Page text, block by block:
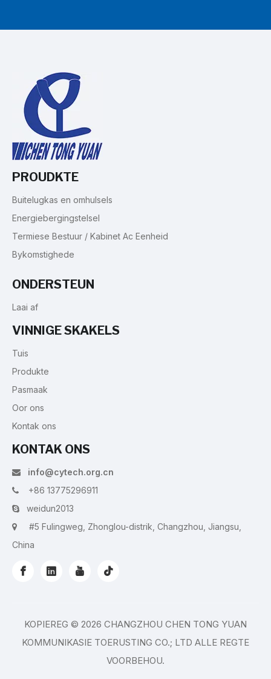
PROUDKTE
Buitelugkas en omhulsels
Energiebergingstelsel
Termiese Bestuur / Kabinet Ac Eenheid
Bykomstighede
ONDERSTEUN
Laai af
VINNIGE SKAKELS
Tuis
Produkte
Pasmaak
Oor ons
Kontak ons
KONTAK ONS
 info@cytech.org.cn
 +86 13775296911
 weidun2013
 #5 Fulingweg, Zhonglou-distrik, Changzhou, Jiangsu,
China
KOPIEREG © 2026 CHANGZHOU CHEN TONG YUAN
KOMMUNIKASIE TOERUSTING CO.; LTD ALLE REGTE
VOORBEHOU.